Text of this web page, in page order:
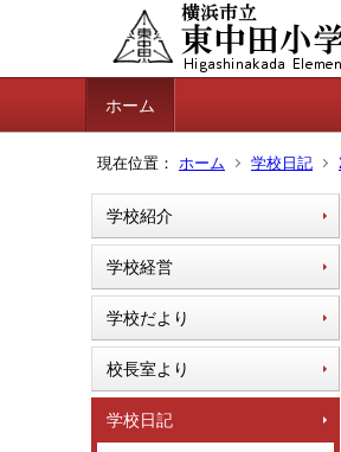
ホーム
現在位置： ホーム 学校日記
学校紹介
学校経営
学校だより
校長室より
学校日記